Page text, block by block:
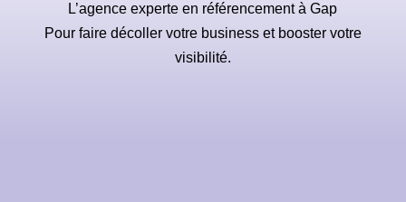
L’agence experte en référencement à Gap
Pour faire décoller votre business et booster votre
visibilité.